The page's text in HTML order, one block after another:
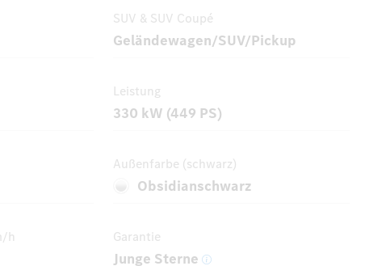
SUV & SUV Coupé
Geländewagen/SUV/Pickup
Leistung
330 kW (449 PS)
Außenfarbe (schwarz)
Obsidianschwarz
h Garantie
Junge Sterne